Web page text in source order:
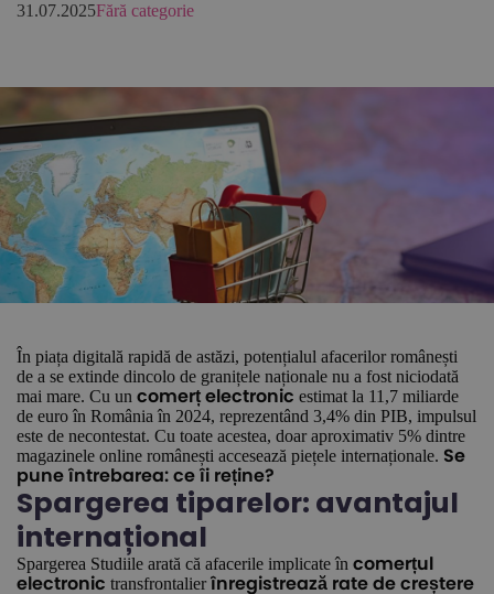
31.07.2025Fără categorie
În piața digitală rapidă de astăzi, potențialul afacerilor românești
de a se extinde dincolo de granițele naționale nu a fost niciodată
mai mare. Cu un comerț electronic estimat la 11,7 miliarde
de euro în România în 2024, reprezentând 3,4% din PIB, impulsul
este de necontestat. Cu toate acestea, doar aproximativ 5% dintre
magazinele online românești accesează piețele internaționale. Se
pune întrebarea: ce îi reține?
Spargerea tiparelor: avantajul
internațional
Spargerea Studiile arată că afacerile implicate în comerțul
electronic transfrontalierînregistrează rate de creștere